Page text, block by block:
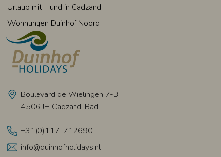
Boulevard de Wielingen 7-B
4506 JH Cadzand-Bad
+31(0)117-712690
info@duinhofholidays.nl
Urlaub mit Hund in Cadzand
Wohnungen Duinhof Noord